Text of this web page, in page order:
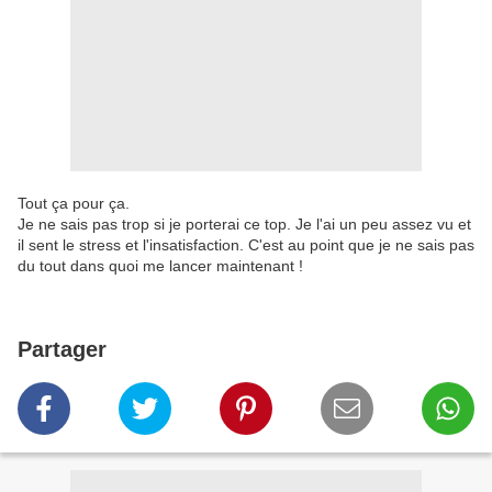
Tout ça pour ça.
Je ne sais pas trop si je porterai ce top. Je l'ai un peu assez vu et
il sent le stress et l'insatisfaction. C'est au point que je ne sais pas
du tout dans quoi me lancer maintenant !
Partager